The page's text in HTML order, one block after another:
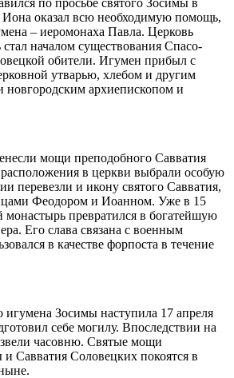
Иона оказал всю необходимую помощь,
– иеромонаха Павла. Церковь
стал началом существования Спасо-
обители. Игумен прибыл с
утварью, хлебом и другим
новгородским архиепископом и
мощи преподобного Савватия
в церкви выбрали особую
перевезли и икону святого Савватия,
Феодором и Иоанном. Уже в 15
монастырь превратился в богатейшую
Его слава связана с военным
в качестве форпоста в течение
игумена Зосимы наступила 17 апреля
себе могилу. Впоследствии на
часовню. Святые мощи
и Савватия Соловецких покоятся в